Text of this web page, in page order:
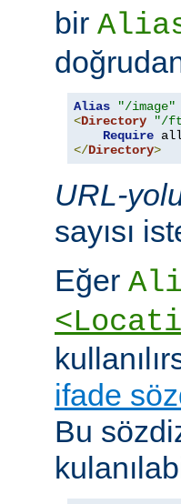
bir
Alias "/image"
<Directory "/
Require
</Directory>
URL-
sayısı
Eğer
ifade
Bu